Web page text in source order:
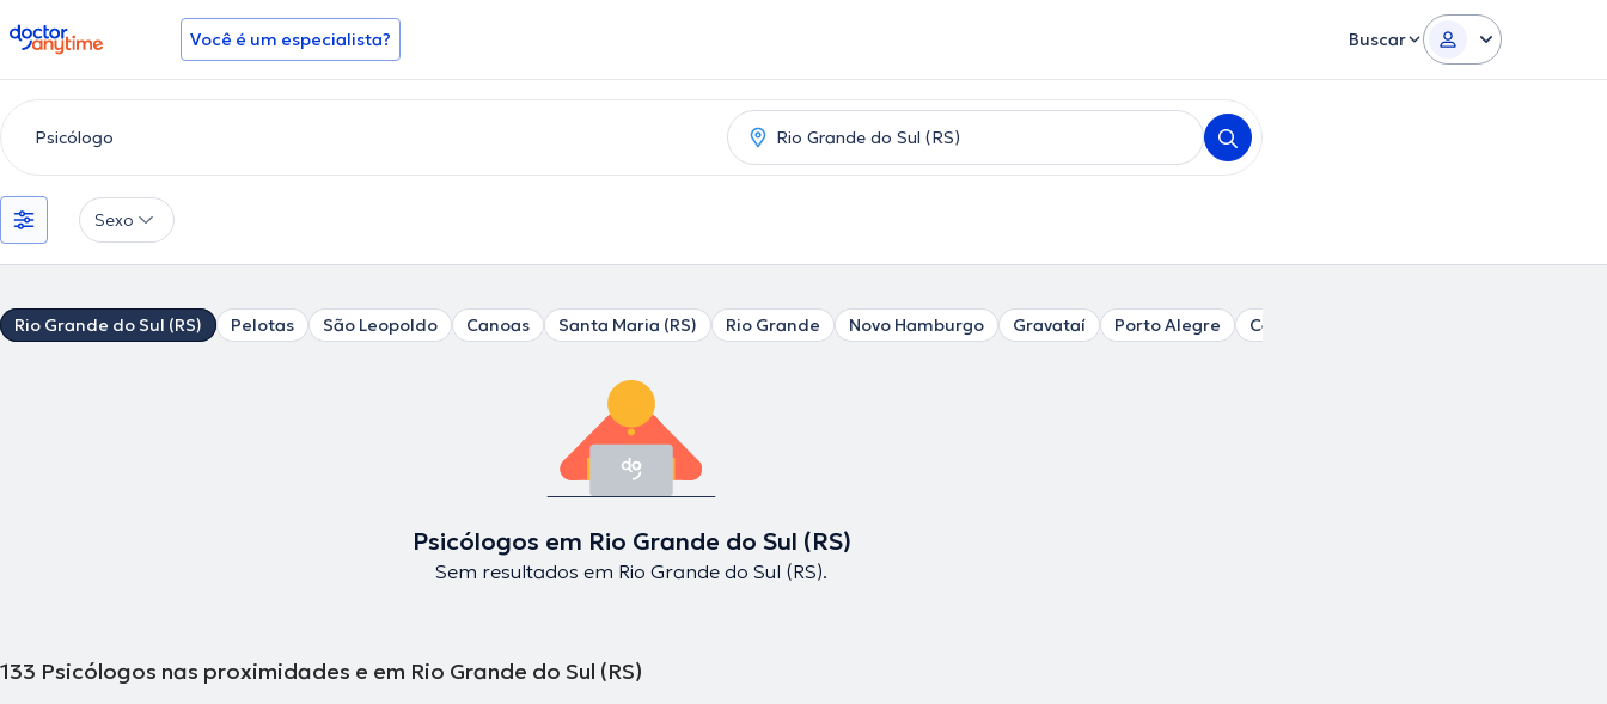
doctoranytime Você é um especialista? Buscar
Sexo
Rio Grande do Sul (RS) Pelotas São Leopoldo Canoas Santa Maria (RS) Rio Grande Novo Hamburgo Gravataí Porto Alegre Caxias do Sul
Psicólogos em Rio Grande do Sul (RS)
Sem resultados em Rio Grande do Sul (RS).
133 Psicólogos nas proximidades e em Rio Grande do Sul (RS)